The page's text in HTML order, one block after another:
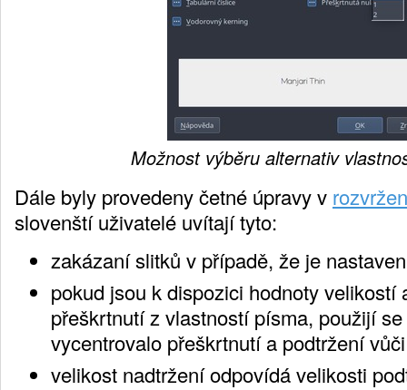
Možnost výběru alternativ
Dále byly provedeny četné úpravy v
slovenští uživatelé uvítají tyto:
zakázaní slitků v případě, že je
pokud jsou k dispozici hodnoty velikostí
přeškrtnutí z vlastností písma, použijí
vycentrovalo přeškrtnutí a podtržení
velikost nadtržení odpovídá velikosti